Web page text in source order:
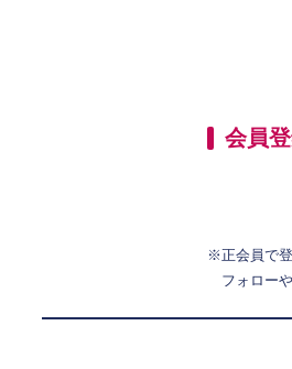
会員
※正会員で
フォローや